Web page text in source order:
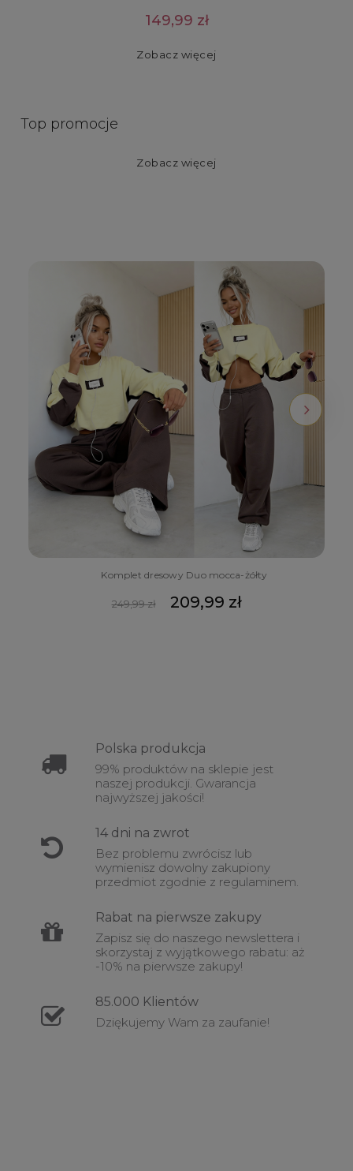
149,99 zł
Zobacz więcej
Top promocje
Zobacz więcej
Komplet dresowy Duo mocca-żółty
249,99 zł 209,99 zł
Polska produkcja
99% produktów na sklepie jest
naszej produkcji. Gwarancja
najwyższej jakości!
14 dni na zwrot
Bez problemu zwrócisz lub
wymienisz dowolny zakupiony
przedmiot zgodnie z regulaminem.
Rabat na pierwsze zakupy
Zapisz się do naszego newslettera i
skorzystaj z wyjątkowego rabatu: aż
-10% na pierwsze zakupy!
85.000 Klientów
Dziękujemy Wam za zaufanie!